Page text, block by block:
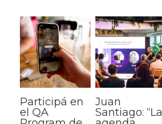
Participá en
el QA
Juan
Santiago: “La